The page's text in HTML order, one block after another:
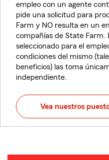
empleo con un agente
pide una solicitud para
Farm y NO resulta en un
compañías de State Farm.
seleccionado para el
condiciones del mismo
beneficios) las toma
independiente.
Vea nuestros